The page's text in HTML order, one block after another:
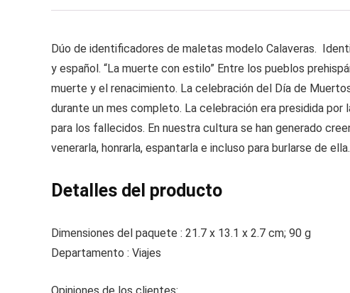
Dúo de identificadores de maletas modelo Calaveras.
y español. “La muerte con estilo” Entre los pueblos
muerte y el renacimiento. La celebración del Día de
durante un mes completo. La celebración era presidida por
para los fallecidos. En nuestra cultura se han generado
venerarla, honrarla, espantarla e incluso para burlarse de
Detalles del producto
Dimensiones del paquete : 21.7 x 13.1 x 2.7 cm; 90 g
Departamento : Viajes